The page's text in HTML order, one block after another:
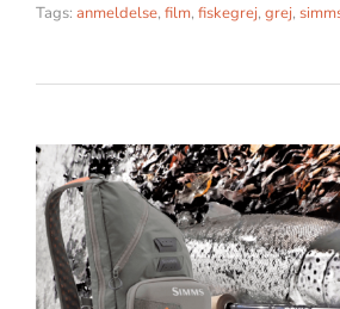
Tags: anmeldelse, film, fiskegrej, grej,